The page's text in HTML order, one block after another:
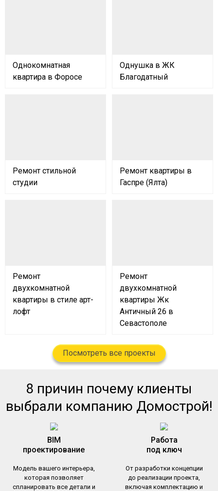
Однокомнатная
квартира в Форосе
Однушка в ЖК
Благодатный
Ремонт стильной
студии
Ремонт квартиры в
Гаспре (Ялта)
Ремонт
двухкомнатной
квартиры в стиле арт-
лофт
Ремонт
двухкомнатной
квартиры Жк
Античный 26 в
Севастополе
Посмотреть все проекты
8 причин почему клиенты
выбрали компанию Домострой!
BIM
проектирование
Модель вашего интерьера,
которая позволяет
спланировать все детали и
Работа
под ключ
От разработки концепции
до реализации проекта,
включая комплектацию и